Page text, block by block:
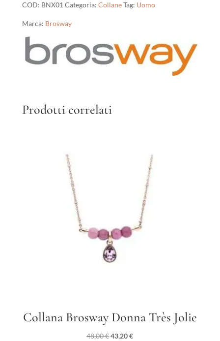
COD: BNX01 Categoria: CollaneTag: Uomo
Marca: Brosway
Prodotti correlati
Collana Brosway Donna Très Jolie
48,00€Il
43,20€Il